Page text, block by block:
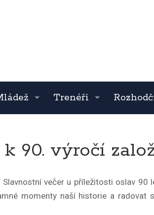
Trenéři
90. výročí
večer u příležitosti oslav 90
momenty naší historie a radovat